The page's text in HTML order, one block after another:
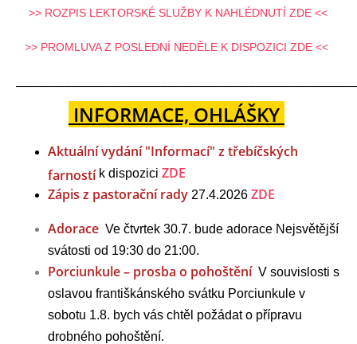
>> ROZPIS LEKTORSKÉ SLUŽBY K NAHLÉDNUTÍ ZDE <<
>> PROMLUVA Z POSLEDNÍ NEDĚLE K DISPOZICI ZDE <<
INFORMACE, OHLÁŠKY
Aktuální vydání "Informací" z třebíčských
farností k dispozici ZDE
Zápis z pastorační rady 27.4.2026 ZDE
Adorace Ve čtvrtek 30.7. bude adorace Nejsvětější
svátosti od 19:30 do 21:00.
Porciunkule – prosba o pohoštění V souvislosti s
oslavou františkánského svátku Porciunkule v
sobotu 1.8. bych vás chtěl požádat o přípravu
drobného pohoštění.